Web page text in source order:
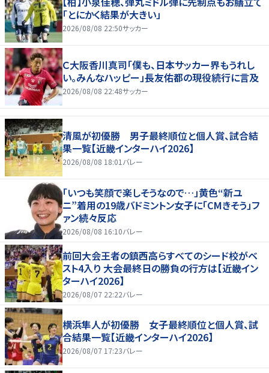
「とにかく結果が大きい」
2026/08/08 22:50サッカー
Ｃ大阪香川真司「僕も、日本サッカー界もうれし
い。みんなハッピー」長友佑都の現役続行に言及
2026/08/08 22:48サッカー
清風が初優勝 男子最終順位と個人賞、試合結
果一覧【近畿インターハイ2026】
2026/08/08 18:01 バレー
「いつも笑顔で楽しそうなので…」黄色“新ユ
ニ”着用の19歳バドミントン女子に「CMきそう」フ
ァン続々反応
2026/08/08 16:10バレー
前回大会王者の鎮西高らすべてのシード校がベ
スト4入り 大会最終日の勝負の行方は【近畿イン
ターハイ2026】
2026/08/07 22:22バレー
横浜隼人が初優勝 女子最終順位と個人賞、試
合結果一覧【近畿インターハイ2026】
2026/08/07 17:23バレー